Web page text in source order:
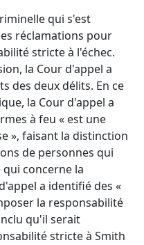
qui s'est
réclamations pour
stricte à l'échec.
la Cour d'appel a
des deux délits. En ce
la Cour d'appel a
à feu « est une
», faisant la distinction
de personnes qui
qui concerne la
a identifié des «
la responsabilité
qu'il serait
stricte à Smith